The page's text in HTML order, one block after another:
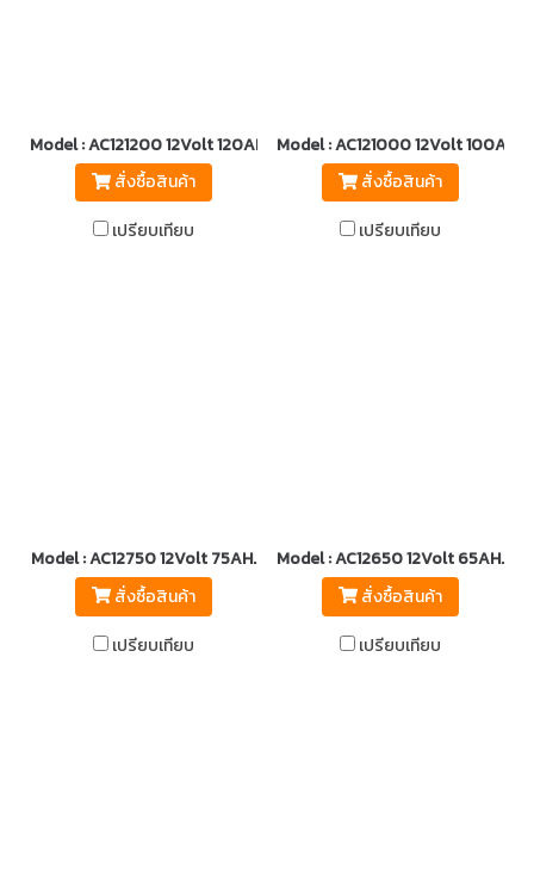
Model : AC121200 12Volt 120AH.
สั่งซื้อสินค้า
เปรียบเทียบ
Model : AC121000 12Volt 100AH.
สั่งซื้อสินค้า
เปรียบเทียบ
Model : AC12750 12Volt 75AH.
สั่งซื้อสินค้า
เปรียบเทียบ
Model : AC12650 12Volt 65AH.
สั่งซื้อสินค้า
เปรียบเทียบ